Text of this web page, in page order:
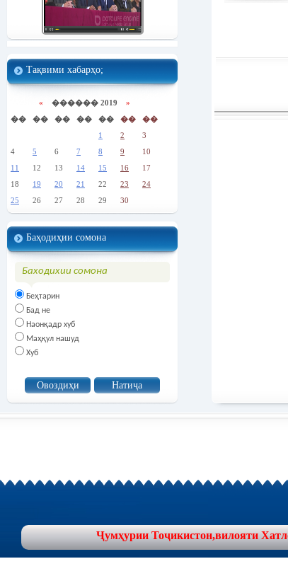
Тақвими хабарҳо;
« ������ 2019 »
��
�� �� �� �� ��
��
1
2
3
4
5 6 7 8 9
10
11
12 13 14 15 16
17
18
19 20 21 22 23
24
25
26 27 28 29 30
Баҳодиҳии сомона
Баходихии сомона
Беҳтарин
Бад не
Наонқадр хуб
Маҳқул нашуд
Хуб
Ҷумҳурии Тоҷикистон,вилояти